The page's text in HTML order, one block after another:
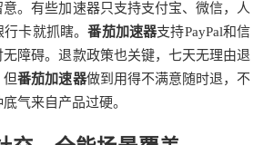
。有些加速器只支持支付宝、微信，人
行卡就抓瞎。番茄加速器支持PayPal和信
障碍。退款政策也关键，七天无理由退
但番茄加速器做到用得不满意随时退，不
气来自产品过硬。